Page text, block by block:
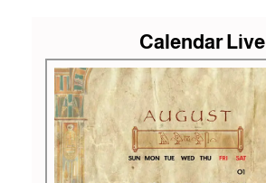
Calendar Live